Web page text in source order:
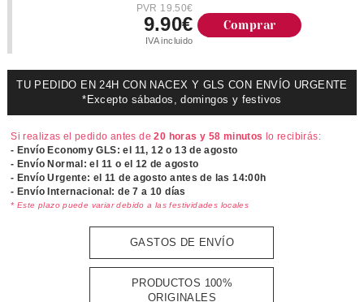
PVR 19.50€
9.90€
IVA incluido
Comprar
TU PEDIDO EN 24H CON NACEX Y GLS CON ENVÍO URGENTE
*Excepto sábados, domingos y festivos
Si realizas el pedido antes de20 horas y 58 minutos lo recibirás:
- Envío Economy GLS: el 11, 12 o 13 de agosto
- Envío Normal: el 11 o el 12 de agosto
- Envío Urgente: el11 de agosto antes de las 14:00h
- Envío Internacional: de 7 a 10 días
* Este plazo puede variar debido a las festividades locales
GASTOS DE ENVÍO
PRODUCTOS 100%
ORIGINALES